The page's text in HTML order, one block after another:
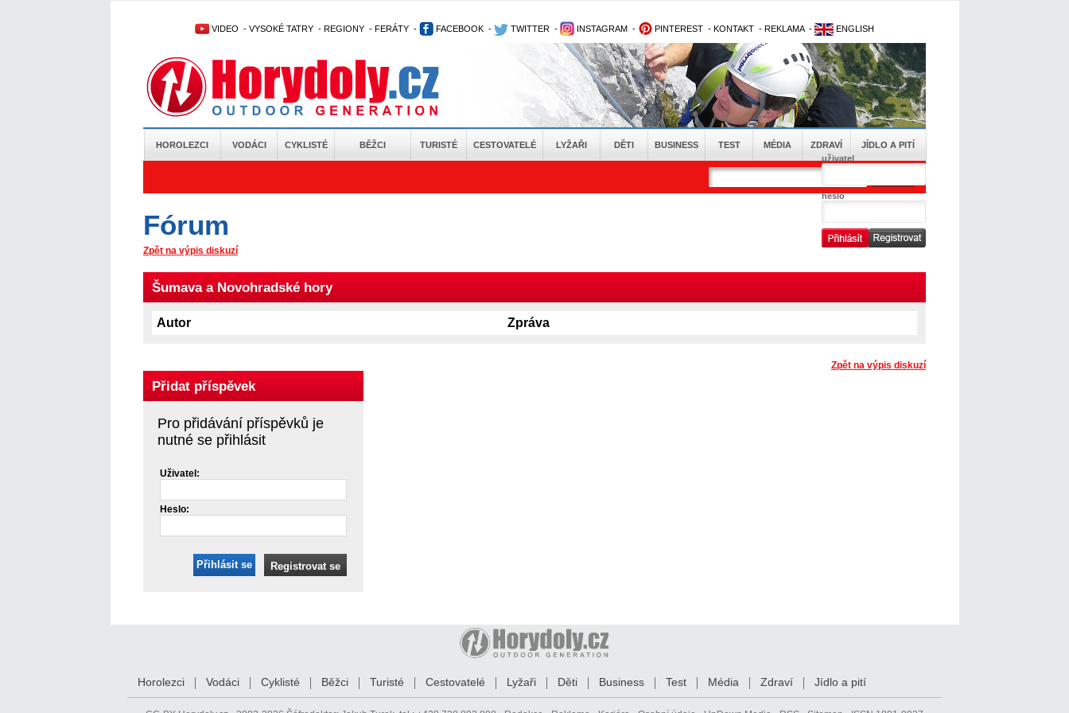
VIDEO - VYSOKÉ TATRY - REGIONY - FERÁTY - FACEBOOK - TWITTER - INSTAGRAM - PINTEREST - KONTAKT - REKLAMA - ENGLISH
HOROLEZCI VODÁCI CYKLISTÉ BĚŽCI TURISTÉ CESTOVATELÉ LYŽAŘI DĚTI BUSINESS TEST MÉDIA ZDRAVÍ
JÍDLO A PITÍ
uživatel
heslo
Fórum
Zpět na výpis diskuzí
Šumava a Novohradské hory
Autor Zpráva
Zpět na výpis diskuzí
Přidat příspěvek
Pro přidávání příspěvků je
nutné se přihlásit
Uživatel:
Heslo:
Přihlásit se Registrovat se
Horolezci Vodáci Cyklisté Běžci Turisté Cestovatelé Lyžaři Děti Business Test Média Zdraví Jídlo a pití